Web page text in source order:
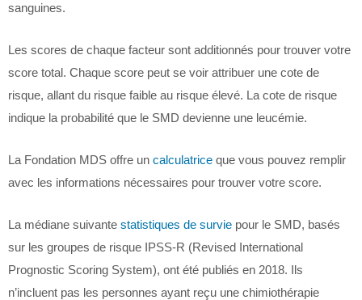
sanguines.
Les scores de chaque facteur sont additionnés pour trouver votre
score total. Chaque score peut se voir attribuer une cote de
risque, allant du risque faible au risque élevé. La cote de risque
indique la probabilité que le SMD devienne une leucémie.
La Fondation MDS offre un calculatrice que vous pouvez remplir
avec les informations nécessaires pour trouver votre score.
La médiane suivante statistiques de survie pour le SMD, basés
sur les groupes de risque IPSS-R (Revised International
Prognostic Scoring System), ont été publiés en 2018. Ils
n’incluent pas les personnes ayant reçu une chimiothérapie